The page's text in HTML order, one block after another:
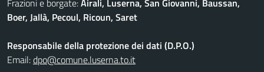
Frazioni e borgate:Airali, Luserna, San Giovanni, Baussan,
Boer, Jallà, Pecoul, Ricoun, Saret
Responsabile della protezione dei dati (D.P.O.)
Email:dpo@comune.luserna.to.it